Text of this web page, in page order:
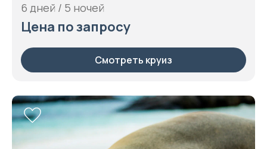
6 дней / 5 ночей
Цена по запросу
Смотреть круиз